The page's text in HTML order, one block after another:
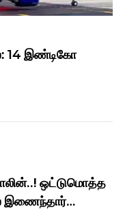
14 இண்டிகோ
ஒட்டுமொத்த
இணைந்தார்